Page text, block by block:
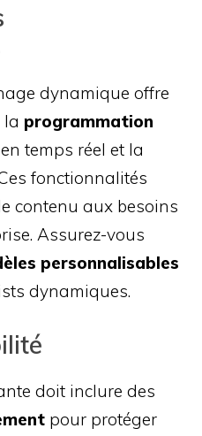
dynamique offre
la programmation
temps réel et la
fonctionnalités
contenu aux besoins
Assurez-vous
personnalisables
dynamiques.
doit inclure des
pour protéger